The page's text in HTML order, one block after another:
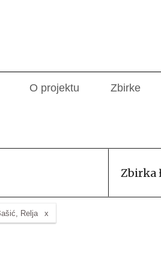
O projektu Zbirke
Zbirka
Relja